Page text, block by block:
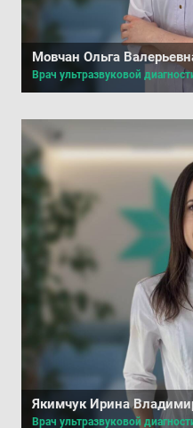
Мовчан Ольга
Врач ультразвуковой
Якимчук Ирина
Врач ультразвуковой